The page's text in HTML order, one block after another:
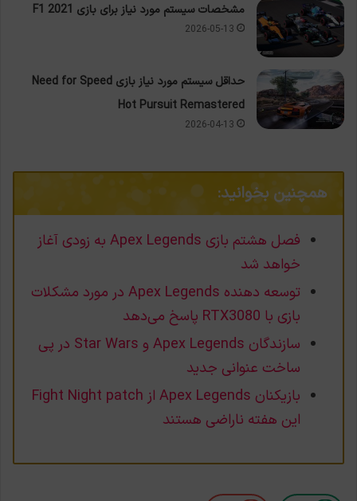
مشخصات سیستم مورد نیاز برای بازی F1 2021
2026-05-13
حداقل سیستم مورد نیاز بازی Need for Speed
Hot Pursuit Remastered
2026-04-13
همچنین بخوانید:
فصل هشتم بازی Apex Legends به زودی آغاز
خواهد شد
توسعه دهنده Apex Legends در مورد مشکلات
بازی با RTX3080 پاسخ می‌دهد
سازندگان Apex Legends و Star Wars در پی
ساخت عنوانی جدید
بازیکنان Apex Legends از Fight Night patch
این هفته ناراضی هستند